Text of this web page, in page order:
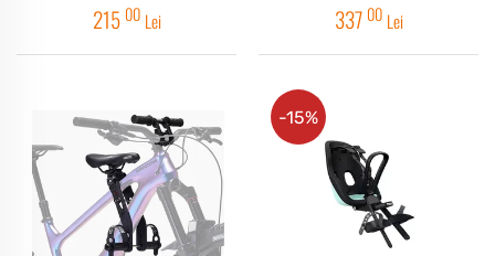
215 00 Lei 337 00 Lei
-15%